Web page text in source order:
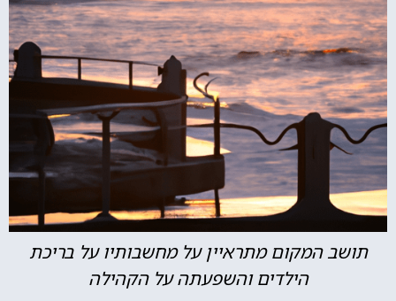
תושב המקום מתראיין על מחשבותיו על בריכת
הילדים והשפעתה על הקהילה